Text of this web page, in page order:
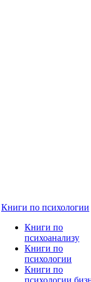
Книги по психологии
Книги по
психоанализу
Книги по
психологии
Книги по
психологии